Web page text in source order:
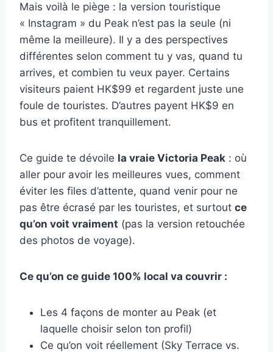
Mais voilà le piège : la version touristique
« Instagram » du Peak n’est pas la seule (ni
même la meilleure). Il y a des perspectives
différentes selon comment tu y vas, quand tu
arrives, et combien tu veux payer. Certains
visiteurs paient HK$99 et regardent juste une
foule de touristes. D’autres payent HK$9 en
bus et profitent tranquillement.
Ce guide te dévoile la vraie Victoria Peak : où
aller pour avoir les meilleures vues, comment
éviter les files d’attente, quand venir pour ne
pas être écrasé par les touristes, et surtout ce
qu’on voit vraiment (pas la version retouchée
des photos de voyage).
Ce qu’on ce guide 100% local va couvrir :
Les 4 façons de monter au Peak (et
laquelle choisir selon ton profil)
Ce qu’on voit réellement (Sky Terrace vs.